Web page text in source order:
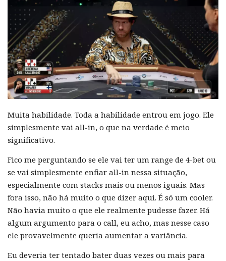
Muita habilidade. Toda a habilidade entrou em jogo. Ele
simplesmente vai all-in, o que na verdade é meio
significativo.
Fico me perguntando se ele vai ter um range de 4-bet ou
se vai simplesmente enfiar all-in nessa situação,
especialmente com stacks mais ou menos iguais. Mas
fora isso, não há muito o que dizer aqui. É só um cooler.
Não havia muito o que ele realmente pudesse fazer. Há
algum argumento para o call, eu acho, mas nesse caso
ele provavelmente queria aumentar a variância.
Eu deveria ter tentado bater duas vezes ou mais para